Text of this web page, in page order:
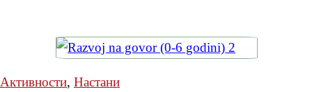
Активности, Настани